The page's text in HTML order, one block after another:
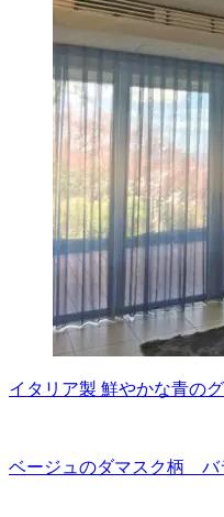
イタリア製 鮮やかな青の
ベージュのダマスク柄 バ